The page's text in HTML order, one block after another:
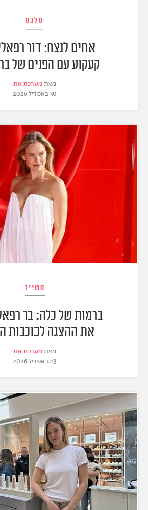
סלבס
אחים לנצח: דור
קעקוע עם הפנים של
מאת מערכת את
30 באפריל 2026
סטייל
ברמות של כלה: בר
את ההצגה לכוכבות
מאת מערכת את
23 באפריל 2026